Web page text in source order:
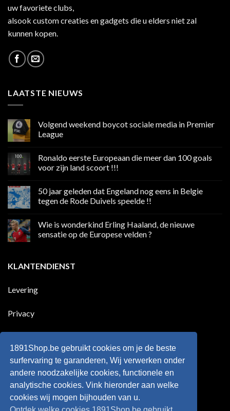
uw favoriete clubs,
alsook custom creaties en gadgets die u elders niet zal
kunnen kopen.
LAATSTE NIEUWS
Volgend weekend boycot sociale media in Premier
League
op
weekend
media
in
Premier
Ronaldo eerste Europeaan die meer dan 100 goals
voor zijn land scoort !!!
op
Ronaldo
eerste
meer
100
land
scoort
50 jaar geleden dat Engeland nog eens in Belgie
tegen de Rode Duivels speelde !!
op
jaar
nog
eens
tegen
Wie is wonderkind Erling Haaland, de nieuwe
sensatie op de Europese velden ?
Wie
is
Haaland,
Europese
KLANTENDIENST
Levering
Privacy
Retourneren
Algemene voorwaarden
1891Shop.be gebruikt cookies om je de beste
surfervaring te garanderen, Wij verwerken onder
andere noodzakelijke cookies, functionele en
analytische cookies. Vink hieronder aan welke
cookies wij mogen bijhouden van u.